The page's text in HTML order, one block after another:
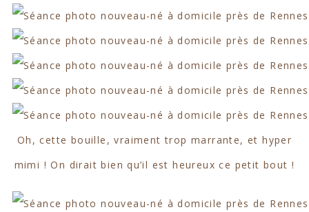
Oh, cette bouille, vraiment trop marrante, et hyper
mimi ! On dirait bien qu’il est heureux ce petit bout !